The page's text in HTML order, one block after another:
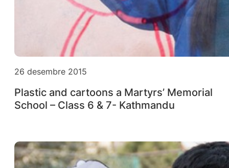
26 desembre 2015
Plastic and cartoons a Martyrs’ Memorial
School – Class 6 & 7- Kathmandu